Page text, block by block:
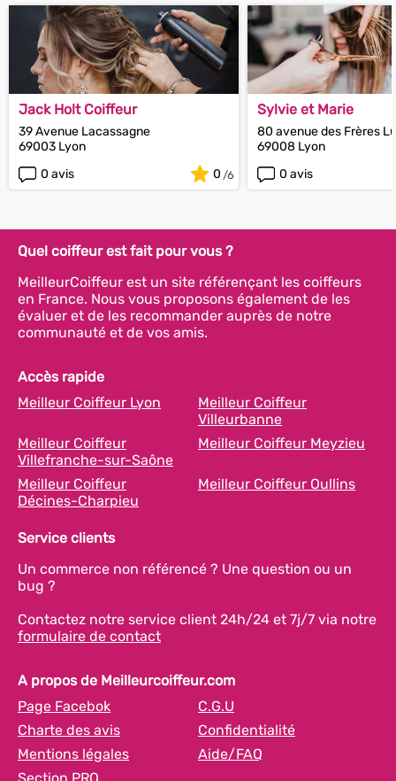
Jack Holt Coiffeur
39 Avenue Lacassagne
69003 Lyon
0 avis
0
Sylvie et Marie
80 avenue des Frères
69008 Lyon
0 avis
Quel coiffeur est fait pour vous ?
MeilleurCoiffeur est un site référençant les coiffeurs
en France. Nous vous proposons également de les
évaluer et de les recommander auprès de notre
communauté et de vos amis.
Accès rapide
Meilleur Coiffeur Lyon
Meilleur Coiffeur
Villeurbanne
Meilleur Coiffeur
Villefranche-sur-Saône
Meilleur Coiffeur Meyzieu
Meilleur Coiffeur
Décines-Charpieu
Meilleur Coiffeur Oullins
Service clients
Un commerce non référencé ? Une question ou un
bug ?
Contactez notre service client 24h/24 et 7j/7 via notre
formulaire de contact
A propos de Meilleurcoiffeur.com
Page Facebok
C.G.U
Charte des avis
Confidentialité
Mentions légales
Aide/FAQ